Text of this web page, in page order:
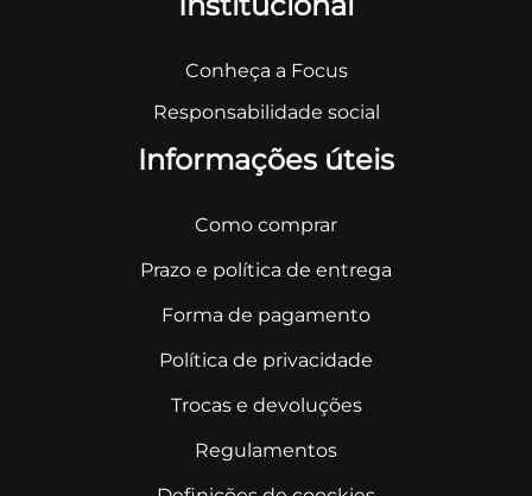
Conheça a Focus
Responsabilidade social
Informações úteis
Como comprar
Prazo e política de entrega
Forma de pagamento
Política de privacidade
Trocas e devoluções
Regulamentos